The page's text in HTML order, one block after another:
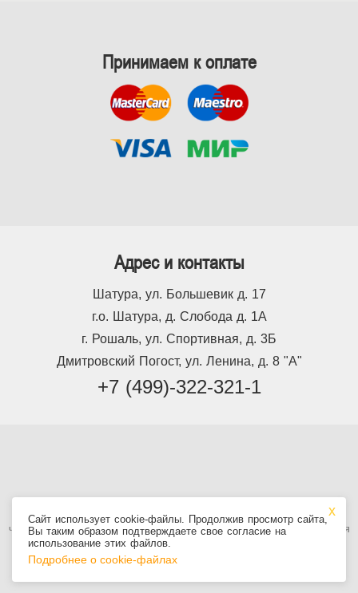
Принимаем к оплате
Адрес и контакты
Шатура, ул. Большевик д. 17
г.о. Шатура, д. Слобода д. 1А
г. Рошаль, ул. Спортивная, д. 3Б
Дмитровский Погост, ул. Ленина, д. 8 "А"
+7 (499)-322-321-1
Используя сайт, вы принимаетеПользовательское соглашение, в том
числе условия использования cookie. Информация на сайте не является
публичной офертой.
Сайт использует cookie-файлы. Продолжив просмотр сайта,
Вы таким образом подтверждаете свое согласие на
использование этих файлов.
Подробнее о cookie-файлах